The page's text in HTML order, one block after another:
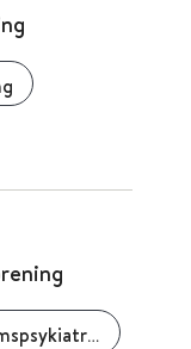
Norsk barne- og ungdomspsykiatrisk forening